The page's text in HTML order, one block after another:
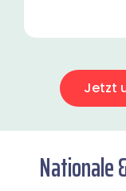
Jetzt
Nationale